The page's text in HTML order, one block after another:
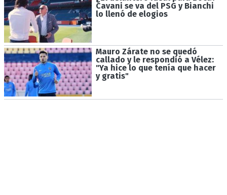
Cavani se va del PSG y Bianchi
lo llenó de elogios
Mauro Zárate no se quedó
callado y le respondió a Vélez:
"Ya hice lo que tenía que hacer
y gratis"